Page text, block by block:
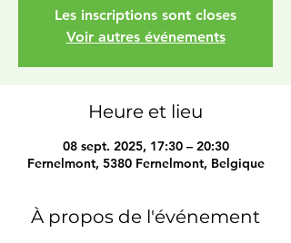
Les inscriptions sont closes
Voir autres événements
Heure et lieu
08 sept. 2025, 17:30 – 20:30
Fernelmont, 5380 Fernelmont, Belgique
À propos de l'événement